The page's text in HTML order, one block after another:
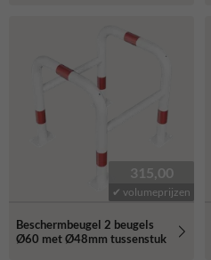
315,00
✔ volumeprijzen
Beschermbeugel 2 beugels
Ø60 met Ø48mm tussenstuk